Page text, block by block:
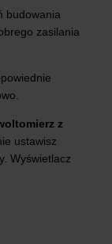
budowania
zasilania
z
ustawisz
Wyświetlacz